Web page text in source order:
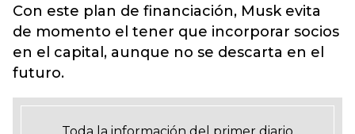
Con este plan de financiación, Musk evita
de momento el tener que incorporar socios
en el capital, aunque no se descarta en el
futuro.